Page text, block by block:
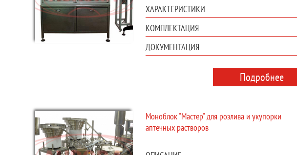
ХАРАКТЕРИСТИКИ
КОМПЛЕКТАЦИЯ
ДОКУМЕНТАЦИЯ
Подробнее
Моноблок "Мастер" для розлива и укупорки
аптечных растворов